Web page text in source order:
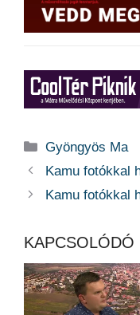
Kategória
Gyöngyös Ma
Kamu fotókkal
Kamu fotókkal
KAPCSOLÓDÓ